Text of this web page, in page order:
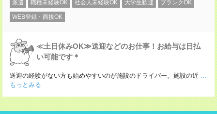
派遣 職種未経験OK 社会人未経験OK 大学生歓迎 ブランクOK
WEB登録・面接OK
≪土日休みOK≫送迎などのお仕事！お給与は日払
い可能です＊
送迎の経験がない方も始めやすいのが施設のドライバー。施設の近 ...
もっとみる